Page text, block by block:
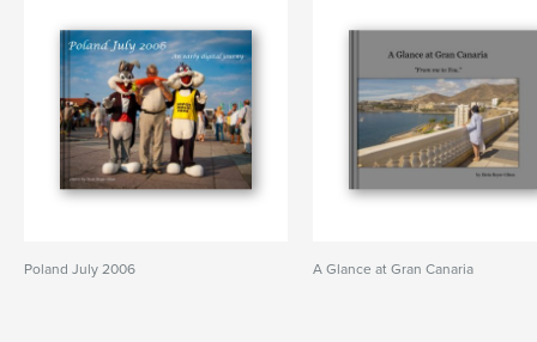
Poland July 2006 A Glance at Gran Canaria